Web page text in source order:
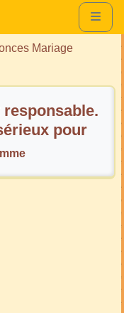
Mariage
pour